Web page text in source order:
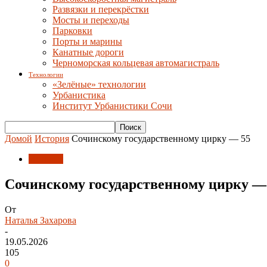
Развязки и перекрёстки
Мосты и переходы
Парковки
Порты и марины
Канатные дороги
Черноморская кольцевая автомагистраль
Технологии
«Зелёные» технологии
Урбанистика
Институт Урбанистики Сочи
Домой История Сочинскому государственному цирку — 55
Сочинскому государственному цирку
От
Наталья Захарова
-
19.05.2026
105
0